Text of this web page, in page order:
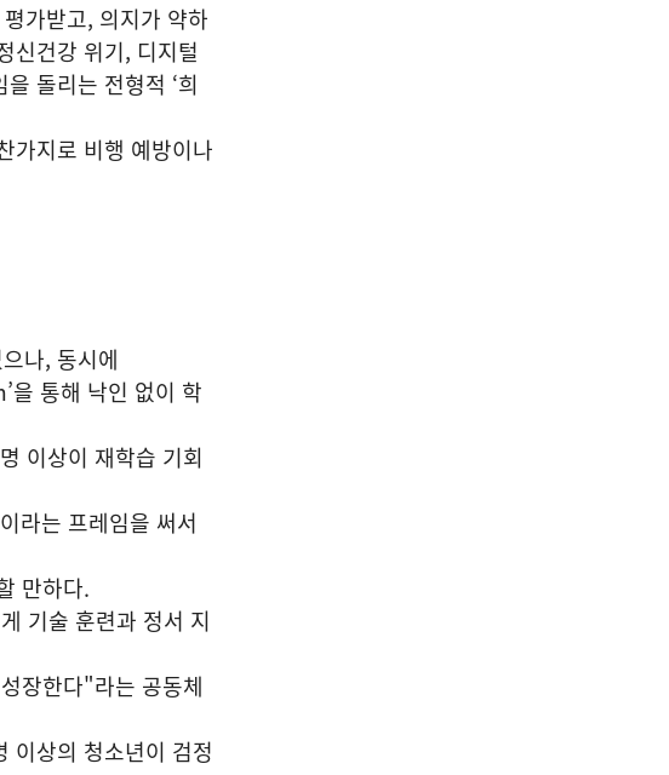
가받고, 의지가 약하
신건강 위기, 디지털
돌리는 전형적 ‘희
가지로 비행 예방이나
나, 동시에
통해 낙인 없이 학
이상이 재학습 기회
라는 프레임을 써서
만하다.
기술 훈련과 정서 지
장한다"라는 공동체
이상의 청소년이 검정